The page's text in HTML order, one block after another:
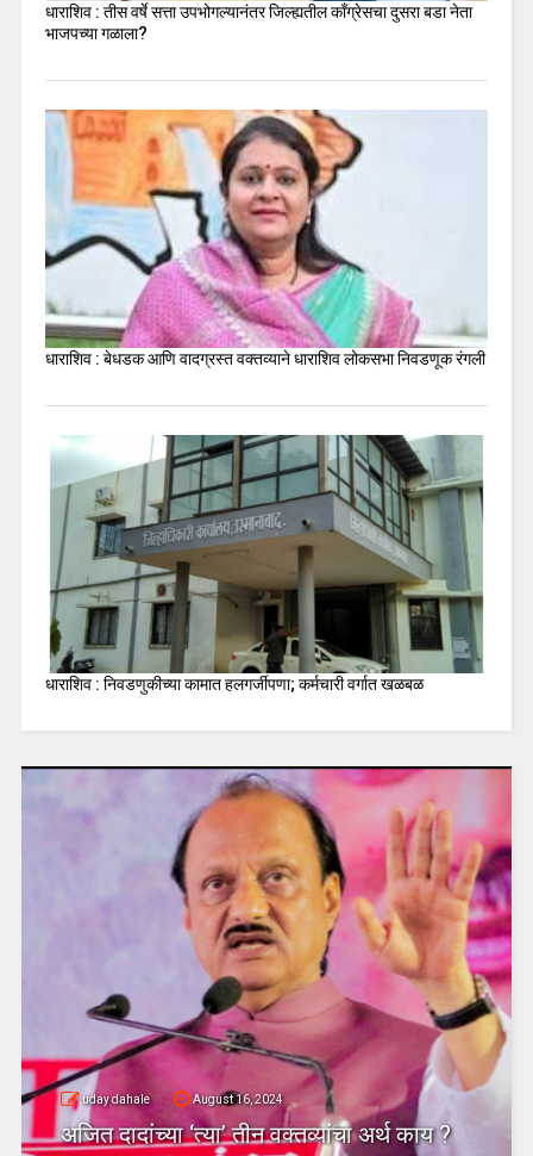
धाराशिव : तीस वर्षे सत्ता उपभोगल्यानंतर जिल्ह्यतील कॉंग्रेसचा दुसरा बडा नेता
भाजपच्या गळाला?
धाराशिव : बेधडक आणि वादग्रस्त वक्तव्याने धाराशिव लोकसभा निवडणूक रंगली
धाराशिव : निवडणुकीच्या कामात हलगर्जीपणा; कर्मचारी वर्गात खळबळ
uday dahale August 16, 2024
अजित दादांच्या ‘त्या’ तीन वक्तव्यांचा अर्थ काय ?